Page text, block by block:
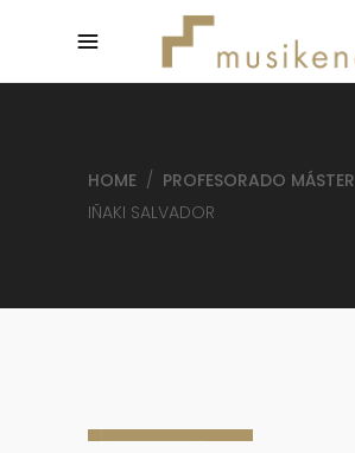
HOME / PROFESORADO MÁSTER
IÑAKI SALVADOR